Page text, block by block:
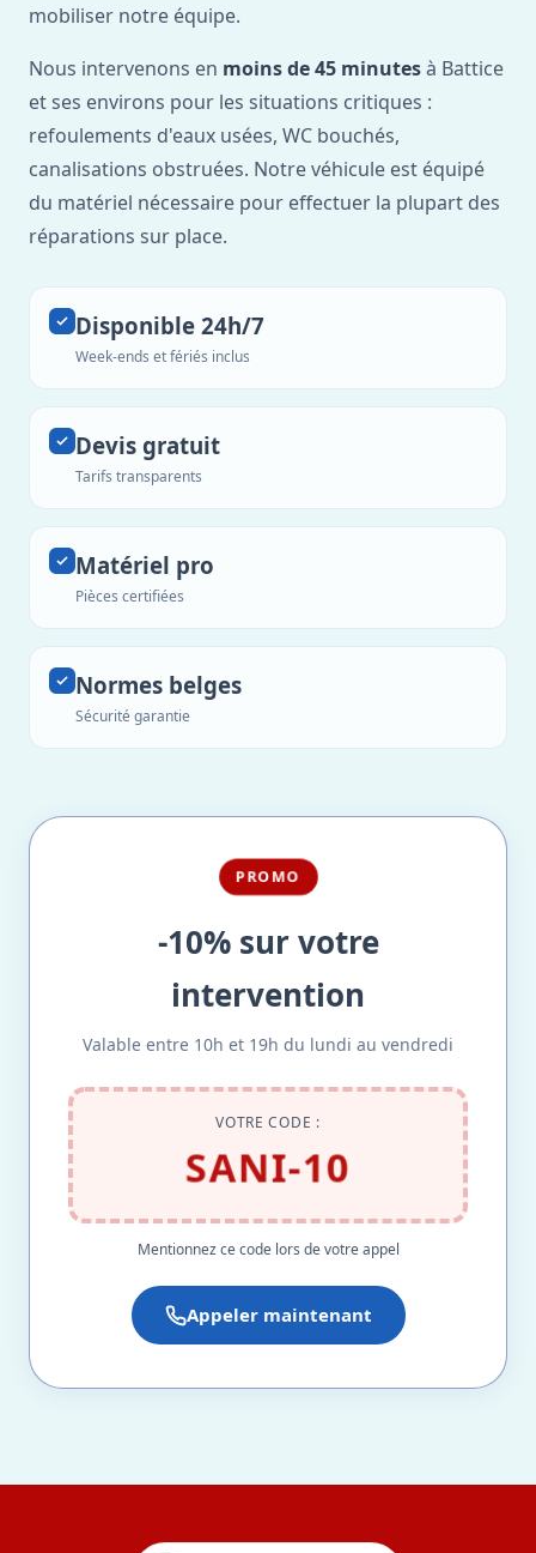
mobiliser notre équipe.
Nous intervenons en moins de 45 minutesà Battice
et ses environs pour les situations critiques :
refoulements d'eaux usées, WC bouchés,
canalisations obstruées. Notre véhicule est équipé
du matériel nécessaire pour effectuer la plupart des
réparations sur place.
Disponible 24h/7
Week-ends et fériés inclus
Devis gratuit
Tarifs transparents
Matériel pro
Pièces certifiées
Normes belges
Sécurité garantie
PROMO
-10% sur votre
intervention
Valable entre 10h et 19h du lundi au vendredi
VOTRE CODE :
SANI-10
Mentionnez ce code lors de votre appel
Appeler maintenant